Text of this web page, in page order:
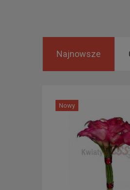
Najnowsze
Nowy